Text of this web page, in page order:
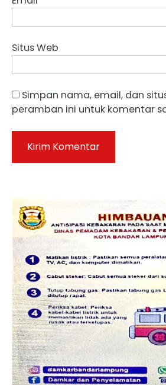
Situs Web
Simpan nama, email, dan
peramban ini untuk komentar